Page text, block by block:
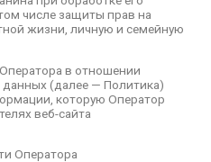
числе защиты прав на
жизни, личную и семейную
в отношении
(далее — Политика)
которую Оператор
веб-сайта
Оператора
жизни, личную и
в
данных
ко всей
может
сайта
Оператора